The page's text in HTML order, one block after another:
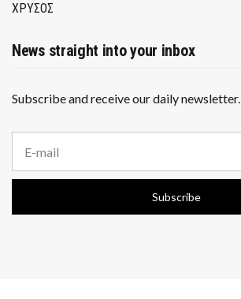
ΧΡΥΣΟΣ
News straight into your inbox
Subscribe and receive our daily newsletter.
a
i
a
Subscribe